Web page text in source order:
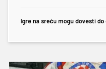
Igre na sreću mogu dovesti